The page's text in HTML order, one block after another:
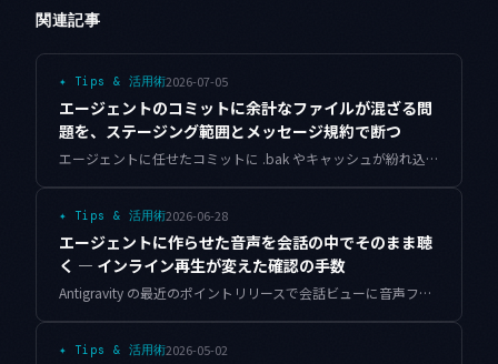
関連記事
✦ Tips & 活用術2026-07-05
エージェントのコミットに余計なファイルが混ざる問
題を、ステージング範囲とメッセージ規約で断つ
エージェントに任せたコミットに .bak やキャッシュが紛れ込み、メッセージが「Fix」だけになる。ステージング範囲の許可リストとプリフライト、埋めるだけのメッセージ規約でこの事故を止めます。
✦ Tips & 活用術2026-06-28
エージェントに作らせた音声を会話の中でそのまま聴
く — インライン再生が変えた確認の手数
Antigravity の最近のポイントリリースで会話ビューに音声ファイルのインライン描画が入りました。エージェントに作らせた音声をその場で聴ける変化を、アプリの音声アセットを確認する実務に落とし込みます。
✦ Tips & 活用術2026-05-02